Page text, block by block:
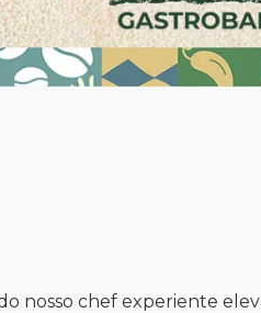
nosso chef experiente